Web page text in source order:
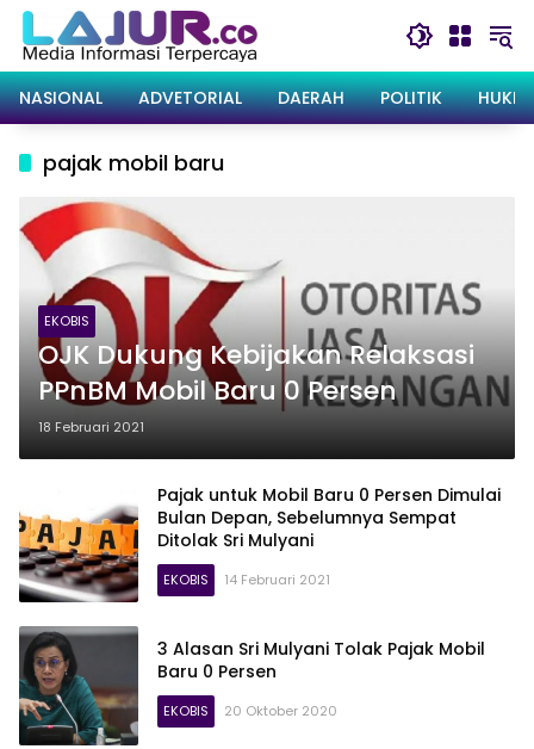
Langsung
konten
NASIONAL
ADVETORIAL DAERAH POLITIK
pajak mobil baru
EKOBIS
OJK Dukung Kebijakan Relaksasi
PPnBM Mobil Baru 0 Persen
18 Februari 2021
Pajak untuk Mobil Baru 0 Persen Dimulai
Bulan Depan, Sebelumnya Sempat
Ditolak Sri Mulyani
EKOBIS 14 Februari 2021
3 Alasan Sri Mulyani Tolak Pajak Mobil
Baru 0 Persen
EKOBIS 20 Oktober 2020